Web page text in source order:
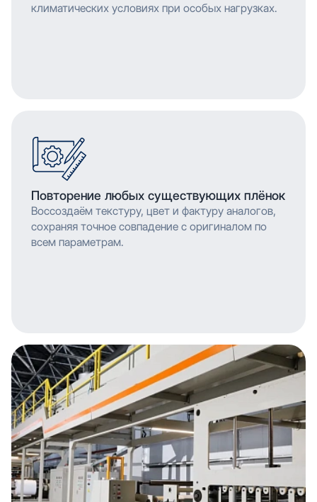
климатических условиях при особых нагрузках.
Повторение любых существующих плёнок
Воссоздаём текстуру, цвет и фактуру аналогов,
сохраняя точное совпадение с оригиналом по
всем параметрам.